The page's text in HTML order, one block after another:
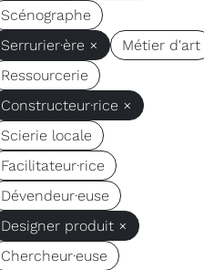
Scénographe
Serrurier·ère ×
Métier d'art
Ressourcerie
Constructeur·rice ×
Scierie locale
Facilitateur·rice
Dévendeur·euse
Designer produit ×
Chercheur·euse